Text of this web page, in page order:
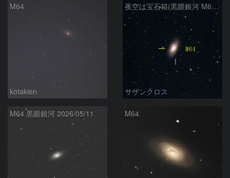
M64
kotakien
夜空は宝石箱(黒眼銀河 M64) Seestar50
サザンクロス
M64 黒眼銀河 2026/05/11 M64